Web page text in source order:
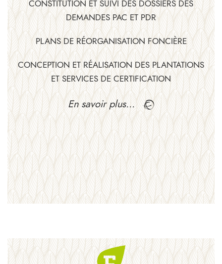
CONSTITUTION ET SUIVI DES DOSSIERS DES
DEMANDES PAC ET PDR
PLANS DE RÉORGANISATION FONCIÈRE
CONCEPTION ET RÉALISATION DES PLANTATIONS
ET SERVICES DE CERTIFICATION
En savoir plus…